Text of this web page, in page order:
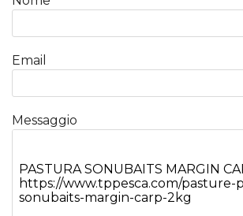
Email
Messaggio